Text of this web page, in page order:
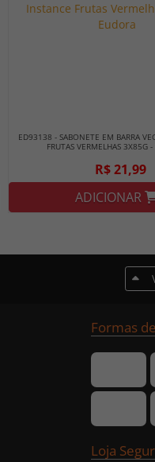
ED93138 - SABONETE EM BARRA
FRUTAS VERMELHAS 3X85G
R$ 21,99
ADICIONAR
Formas
Loja